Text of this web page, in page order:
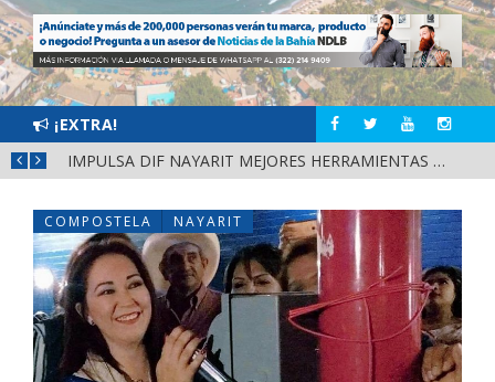
¡EXTRA!
IMPULSA DIF NAYARIT MEJORES HERRAMIENTAS DE APRENDIZAJE PARA ESCUELAS DE CUATRO MUNICIPIOS
COMPOSTELA NAYARIT